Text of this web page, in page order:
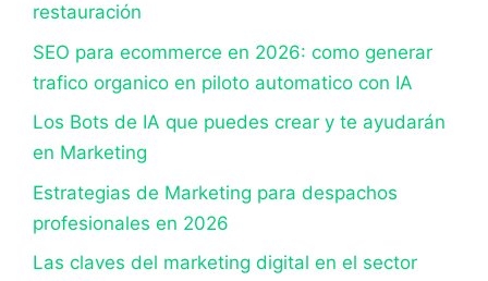
restauración
SEO para ecommerce en 2026: como generar
trafico organico en piloto automatico con IA
Los Bots de IA que puedes crear y te ayudarán
en Marketing
Estrategias de Marketing para despachos
profesionales en 2026
Las claves del marketing digital en el sector